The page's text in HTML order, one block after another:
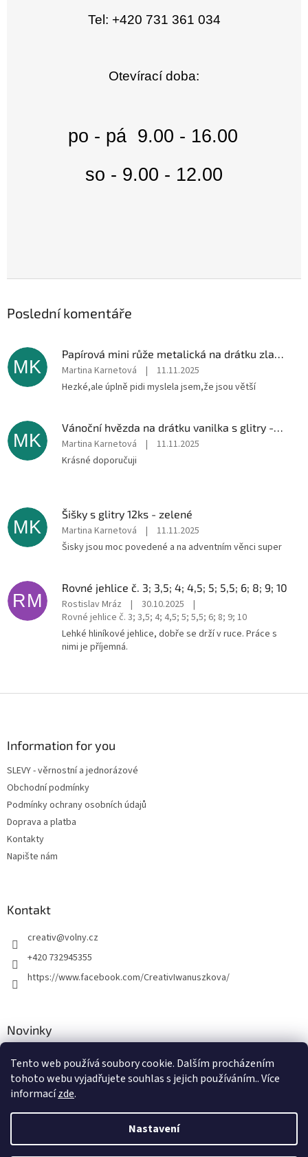
Tento web používá soubory cookie. Dalším procházením
tohoto webu vyjadřujete souhlas s jejich používáním.. Více
informacízde.
Nastavení
Tel: +420 731 361 034
Otevírací doba:
po - pá 9.00 - 16.00
so - 9.00 - 12.00
Poslední komentáře
MK
Papírová mini růže metalická na drátku zlatá 12ks
Martina Karnetová |
11.11.2025
Hezké,ale úplně pidi myslela jsem,že jsou větší
MK
Vánoční hvězda na drátku vanilka s glitry -6ks
Martina Karnetová |
11.11.2025
Krásné doporučuji
MK
Šišky s glitry 12ks - zelené
Martina Karnetová |
11.11.2025
Šisky jsou moc povedené a na adventním věnci super
RM
Rovné jehlice č. 3; 3,5; 4; 4,5; 5; 5,5; 6; 8; 9; 10
Rostislav Mráz | 30.10.2025
|
Rovné jehlice č. 3; 3,5; 4; 4,5; 5; 5,5; 6; 8; 9; 10
Lehké hliníkové jehlice, dobře se drží v ruce. Práce s
nimi je příjemná.
Information for you
SLEVY - věrnostní a jednorázové
Obchodní podmínky
Podmínky ochrany osobních údajů
Doprava a platba
Kontakty
Napište nám
Kontakt
creativ@volny.cz
+420 732945355
https://www.facebook.com/CreativIwanuszkova/
Novinky
30.8.2018
Vytvořil Shoptet